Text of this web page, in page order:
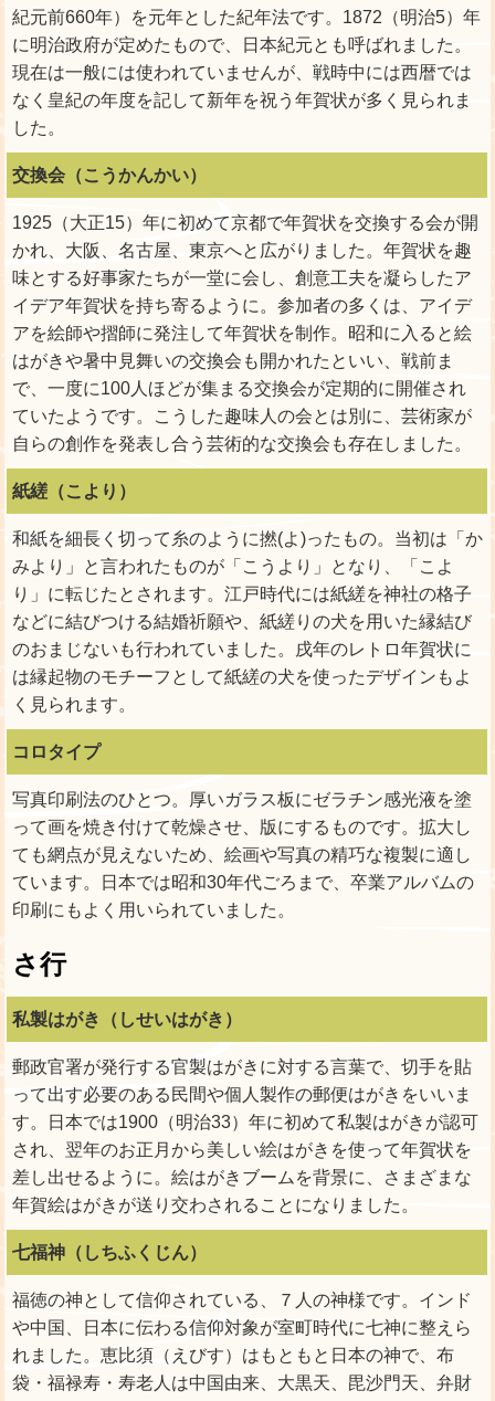
紀元前660年）を元年とした紀年法です。1872（明治5）年
に明治政府が定めたもので、日本紀元とも呼ばれました。
現在は一般には使われていませんが、戦時中には西暦では
なく皇紀の年度を記して新年を祝う年賀状が多く見られま
した。
交換会（こうかんかい）
1925（大正15）年に初めて京都で年賀状を交換する会が開
かれ、大阪、名古屋、東京へと広がりました。年賀状を趣
味とする好事家たちが一堂に会し、創意工夫を凝らしたア
イデア年賀状を持ち寄るように。参加者の多くは、アイデ
アを絵師や摺師に発注して年賀状を制作。昭和に入ると絵
はがきや暑中見舞いの交換会も開かれたといい、戦前ま
で、一度に100人ほどが集まる交換会が定期的に開催され
ていたようです。こうした趣味人の会とは別に、芸術家が
自らの創作を発表し合う芸術的な交換会も存在しました。
紙縒（こより）
和紙を細長く切って糸のように撚(よ)ったもの。当初は「か
みより」と言われたものが「こうより」となり、「こよ
り」に転じたとされます。江戸時代には紙縒を神社の格子
などに結びつける結婚祈願や、紙縒りの犬を用いた縁結び
のおまじないも行われていました。戌年のレトロ年賀状に
は縁起物のモチーフとして紙縒の犬を使ったデザインもよ
く見られます。
コロタイプ
写真印刷法のひとつ。厚いガラス板にゼラチン感光液を塗
って画を焼き付けて乾燥させ、版にするものです。拡大し
ても網点が見えないため、絵画や写真の精巧な複製に適し
ています。日本では昭和30年代ごろまで、卒業アルバムの
印刷にもよく用いられていました。
さ行
私製はがき（しせいはがき）
郵政官署が発行する官製はがきに対する言葉で、切手を貼
って出す必要のある民間や個人製作の郵便はがきをいいま
す。日本では1900（明治33）年に初めて私製はがきが認可
され、翌年のお正月から美しい絵はがきを使って年賀状を
差し出せるように。絵はがきブームを背景に、さまざまな
年賀絵はがきが送り交わされることになりました。
七福神（しちふくじん）
福徳の神として信仰されている、７人の神様です。インド
や中国、日本に伝わる信仰対象が室町時代に七神に整えら
れました。恵比須（えびす）はもともと日本の神で、布
袋・福禄寿・寿老人は中国由来、大黒天、毘沙門天、弁財